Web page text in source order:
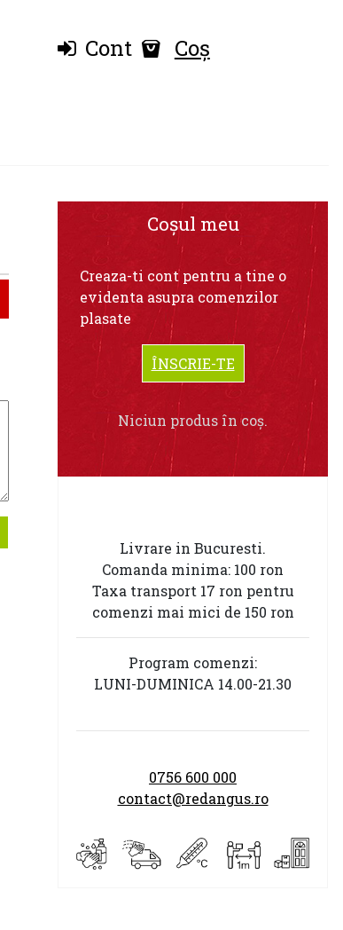
Cont Coș
Coșul meu
Creaza-ti cont pentru a tine o
evidenta asupra comenzilor
plasate
ÎNSCRIE-TE
Niciun produs în coș.
Livrare in Bucuresti.
Comanda minima: 100 ron
Taxa transport 17 ron pentru
comenzi mai mici de 150 ron
Program comenzi:
LUNI-DUMINICA 14.00-21.30
0756 600 000
contact@redangus.ro